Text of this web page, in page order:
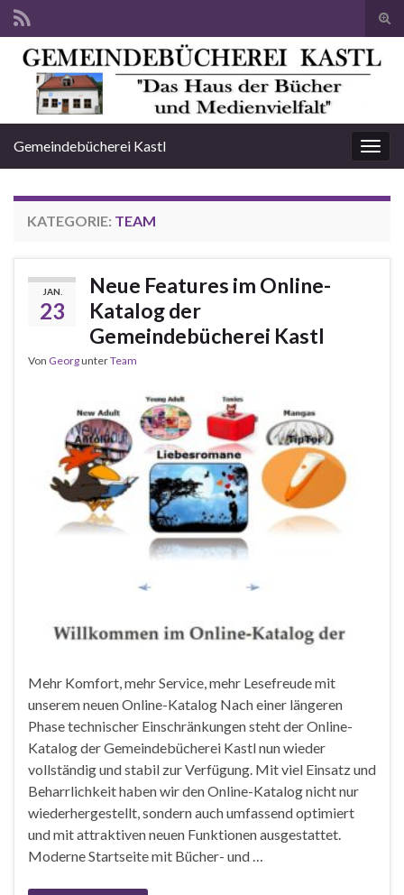
Search for:
Gemeindebücherei Kastl
KATEGORIE: TEAM
JAN.
23
Neue Features im Online-
Katalog der
Gemeindebücherei Kastl
Von GeorgunterTeam
Mehr Komfort, mehr Service, mehr Lesefreude mit
unserem neuen Online-Katalog Nach einer längeren
Phase technischer Einschränkungen steht der Online-
Katalog der Gemeindebücherei Kastl nun wieder
vollständig und stabil zur Verfügung. Mit viel Einsatz und
Beharrlichkeit haben wir den Online-Katalog nicht nur
wiederhergestellt, sondern auch umfassend optimiert
und mit attraktiven neuen Funktionen ausgestattet.
Moderne Startseite mit Bücher- und …